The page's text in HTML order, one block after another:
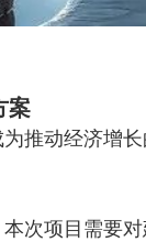
案
推动经济增
次项目需要